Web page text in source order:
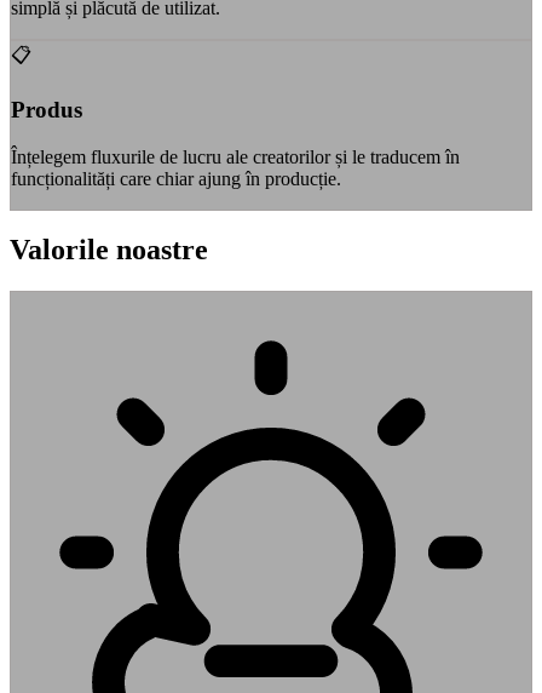
simplă și plăcută de utilizat.
📋
Produs
Înțelegem fluxurile de lucru ale creatorilor și le traducem în
funcționalități care chiar ajung în producție.
Valorile noastre